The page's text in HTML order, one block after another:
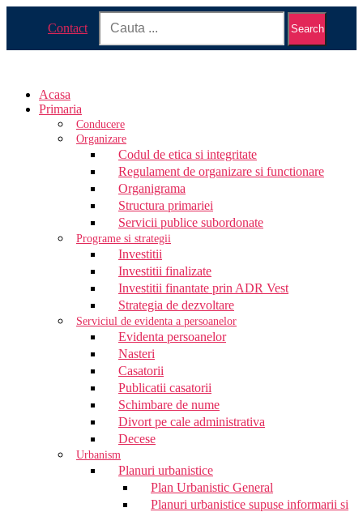
Contact Search
Acasa
Primaria
Conducere
Organizare
Codul de etica si integritate
Regulament de organizare si functionare
Organigrama
Structura primariei
Servicii publice subordonate
Programe si strategii
Investitii
Investitii finalizate
Investitii finantate prin ADR Vest
Strategia de dezvoltare
Serviciul de evidenta a persoanelor
Evidenta persoanelor
Nasteri
Casatorii
Publicatii casatorii
Schimbare de nume
Divort pe cale administrativa
Decese
Urbanism
Planuri urbanistice
Plan Urbanistic General
Planuri urbanistice supuse informarii si